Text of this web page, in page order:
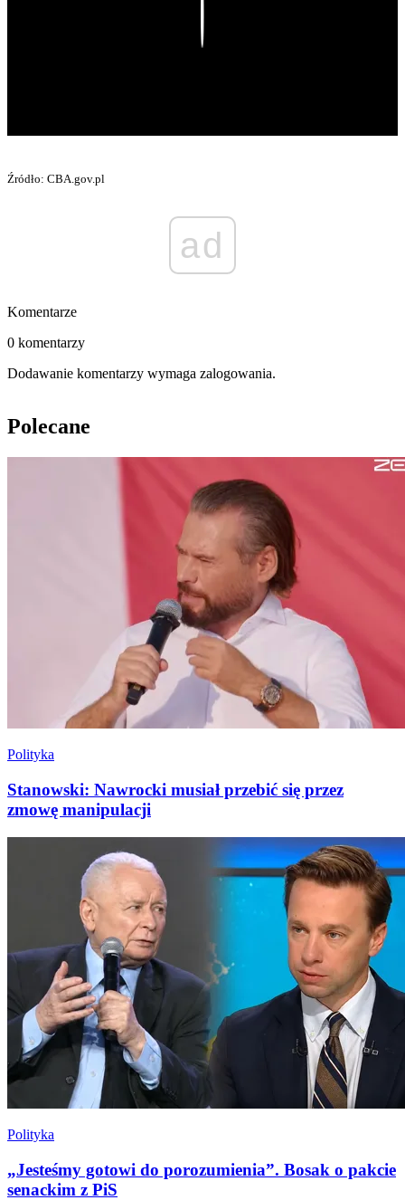
Źródło: CBA.gov.pl
ad
Komentarze
0 komentarzy
Dodawanie komentarzy wymaga zalogowania.
Polecane
Polityka
Stanowski: Nawrocki musiał przebić się przez
zmowę manipulacji
Polityka
„Jesteśmy gotowi do porozumienia”. Bosak o pakcie
senackim z PiS